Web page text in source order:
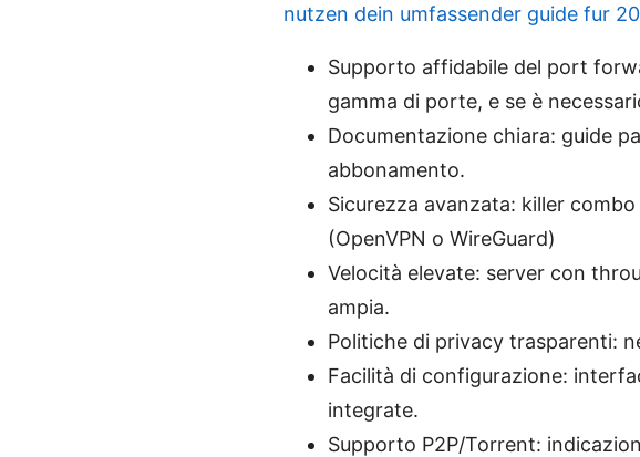
nutzen dein umfassender guide fur
Supporto affidabile del port
gamma di porte, e se è
Documentazione chiara: guide
abbonamento.
Sicurezza avanzata: killer
(OpenVPN o WireGuard)
Velocità elevate: server con
ampia.
Politiche di privacy trasparenti:
Facilità di configurazione:
integrate.
Supporto P2P/Torrent: